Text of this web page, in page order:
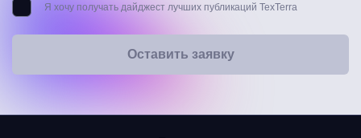
Я хочу получать дайджест лучших публикаций TexTerra
Оставить заявку